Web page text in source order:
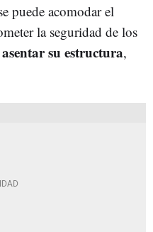
puede acomodar el
la seguridad de los
asentar su estructura,